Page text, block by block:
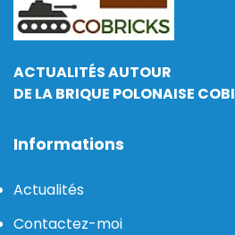
ACTUALITÉS AUTOUR
DE LA BRIQUE POLONAISE COBI
Informations
Actualités
Contactez-moi